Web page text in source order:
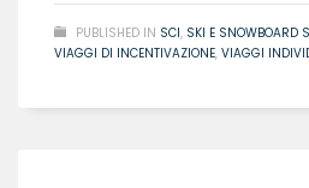
PUBLISHED IN SCI, SKI E SNOWBOARD
VIAGGI DI INCENTIVAZIONE, VIAGGI